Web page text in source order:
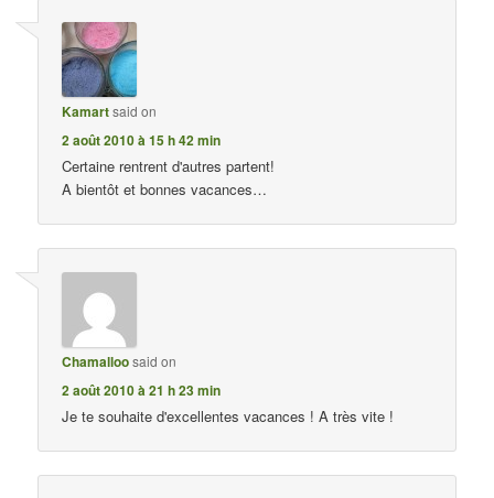
Kamartsaid on
2 août 2010 à 15 h 42 min
Certaine rentrent d'autres partent!
A bientôt et bonnes vacances…
Chamalloosaid on
2 août 2010 à 21 h 23 min
Je te souhaite d'excellentes vacances ! A très vite !